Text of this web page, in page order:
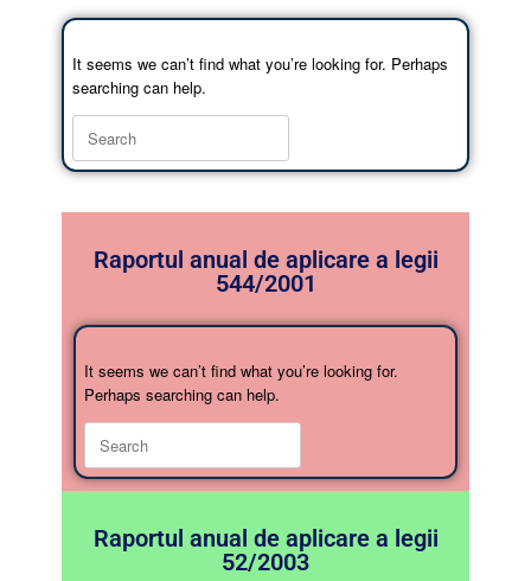
It seems we can’t find what you’re looking for. Perhaps
searching can help.
Raportul anual de aplicare a legii
544/2001
It seems we can’t find what you’re looking for.
Perhaps searching can help.
Raportul anual de aplicare a legii
52/2003